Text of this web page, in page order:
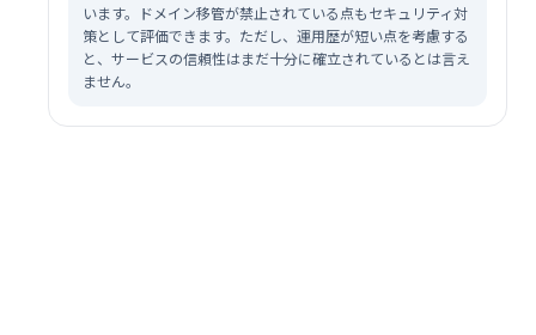
います。ドメイン移管が禁止されている点もセキュリティ対
策として評価できます。ただし、運用歴が短い点を考慮する
と、サービスの信頼性はまだ十分に確立されているとは言え
ません。